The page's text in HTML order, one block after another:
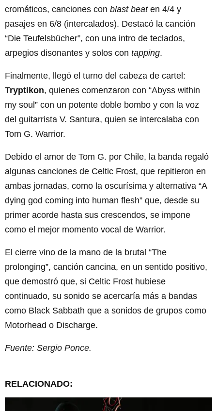
cromáticos, canciones con blast beaten 4/4 y
pasajes en 6/8 (intercalados). Destacó la canción
“Die Teufelsbücher”, con una intro de teclados,
arpegios disonantes y solos con tapping.
Finalmente, llegó el turno del cabeza de cartel:
Tryptikon, quienes comenzaron con “Abyss within
my soul” con un potente doble bombo y con la voz
del guitarrista V. Santura, quien se intercalaba con
Tom G. Warrior.
Debido el amor de Tom G. por Chile, la banda regaló
algunas canciones de Celtic Frost, que repitieron en
ambas jornadas, como la oscurísima y alternativa “A
dying god coming into human flesh” que, desde su
primer acorde hasta sus crescendos, se impone
como el mejor momento vocal de Warrior.
El cierre vino de la mano de la brutal “The
prolonging”, canción cancina, en un sentido positivo,
que demostró que, si Celtic Frost hubiese
continuado, su sonido se acercaría más a bandas
como Black Sabbath que a sonidos de grupos como
Motorhead o Discharge.
Fuente: Sergio Ponce.
RELACIONADO: